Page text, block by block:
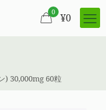
0 ¥0
) 30,000mg 60粒